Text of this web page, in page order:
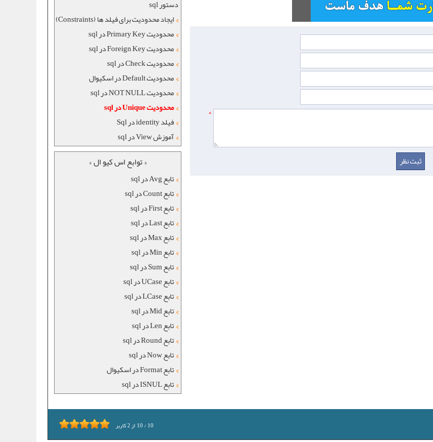
*
دستور sql
ایجاد محدودیت برای فیلد ها (Constraints)
محدودیت Primary Key در sql
محدودیت Foreign Key در sql
محدودیت Check در sql
محدودیت Default در اسکیوال
محدودیت NOT NULL در sql
محدودیت Unique در sql
فیلد identity در Sql
آموزش View در sql
« توابع اس کیو ال »
تابع Avg در sql
تابع Count در sql
تابع First در sql
تابع Last در sql
تابع Max در sql
تابع Min در sql
تابع Sum در sql
تابع UCase در sql
تابع LCase در sql
تابع Mid در sql
تابع Len در sql
تابع Round در sql
تابع Now در sql
تابع Format در اسکیوال
تابع ISNUL در sql
10/10 از2کاربر